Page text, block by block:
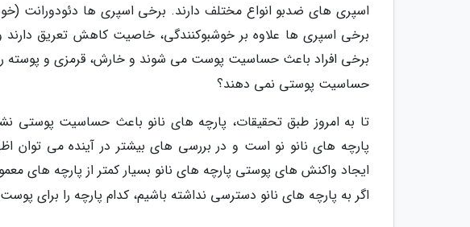
اسپری های ضدبو انواع مختلف دارند. برخی اسپری ها دئودورانت
برخی اسپری ها علاوه بر خوشبوکنندگی، خاصیت کاهش تعریق
برخی افراد باعث حساسیت پوست می شوند و خارش، قرمزی و پوسته
حساسیت پوستی نمی دهند؟
تا به امروز طبق تحقیقات، پارچه های نانو باعث حساسیت پوستی
پارچه های نانو نو است و در بررسی های بیشتر در آینده می توان
ایجاد واکنش های پوستی پارچه های نانو بسیار کمتر از پارچه های
اگر به پارچه های نانو دسترسی نداشته باشیم، کدام پارچه را برای